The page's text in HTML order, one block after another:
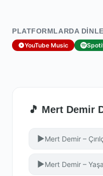
PLATFORMLARDA DINLE
YouTube Music
🎵 Mert Demir
▶Mert Demir –
▶Mert Demir –